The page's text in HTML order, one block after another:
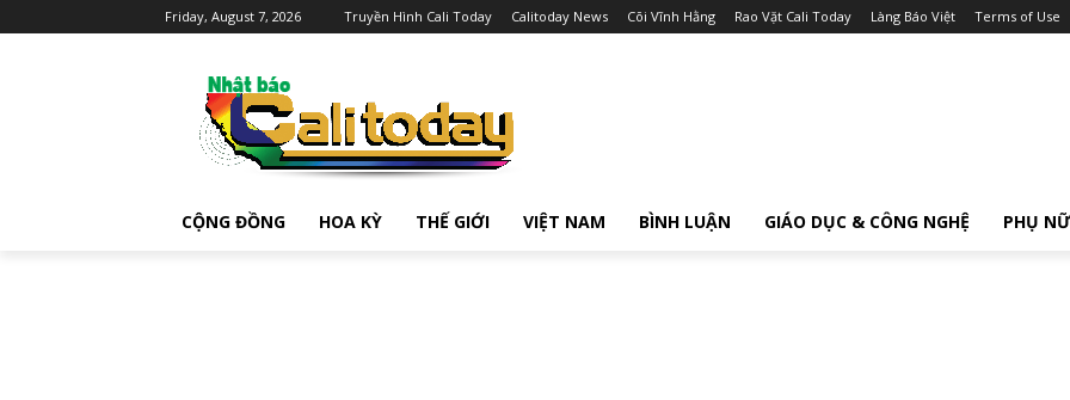
Friday, August 7, 2026 Truyền Hình Cali Today Calitoday News Cõi Vĩnh Hằng Rao Vặt Cali Today Làng Báo Việt Terms of Use
CỘNG ĐỒNG HOA KỲ THẾ GIỚI VIỆT NAM BÌNH LUẬN GIÁO DỤC & CÔNG NGHỆ PHỤ NỮ